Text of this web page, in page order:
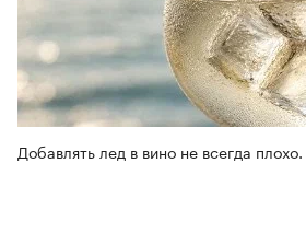
Добавлять лед в вино не всегда